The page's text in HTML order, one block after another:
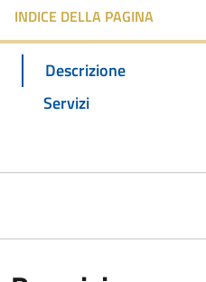
INDICE DELLA PAGINA
Descrizione
Servizi